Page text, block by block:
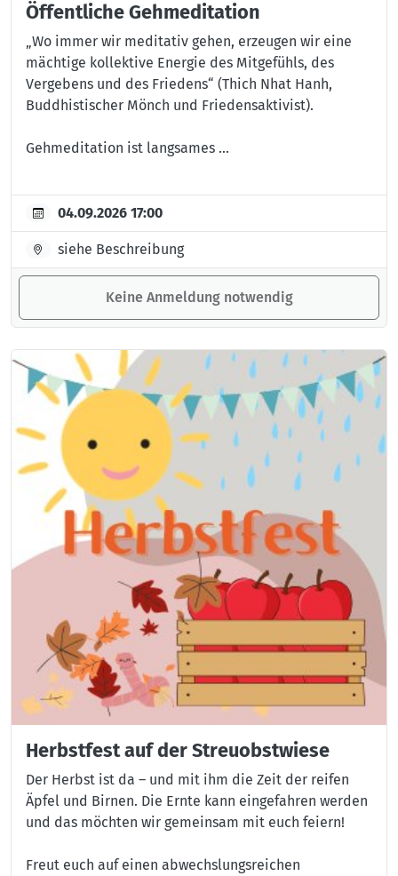
Öffentliche Gehmeditation
„Wo immer wir meditativ gehen, erzeugen wir eine
mächtige kollektive Energie des Mitgefühls, des
Vergebens und des Friedens“ (Thich Nhat Hanh,
Buddhistischer Mönch und Friedensaktivist).
Gehmeditation ist langsames ...
04.09.2026 17:00
siehe Beschreibung
Keine Anmeldung notwendig
Herbstfest auf der Streuobstwiese
Der Herbst ist da – und mit ihm die Zeit der reifen
Äpfel und Birnen. Die Ernte kann eingefahren werden
und das möchten wir gemeinsam mit euch feiern!
Freut euch auf einen abwechslungsreichen